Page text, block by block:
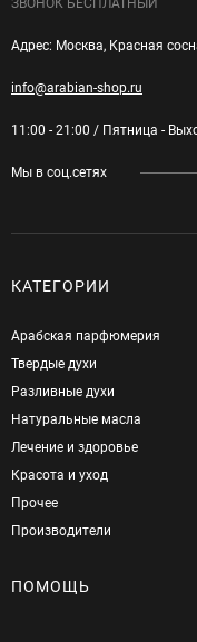
ЗВОНОК БЕСПЛАТНЫЙ
Адрес: Москва, Красная
info@arabian-shop.ru
11:00 - 21:00 / Пятница -
Мы в соц.сетях
КАТЕГОРИИ
Арабская парфюмерия
Твердые духи
Разливные духи
Натуральные масла
Лечение и здоровье
Красота и уход
Прочее
Производители
ПОМОЩЬ